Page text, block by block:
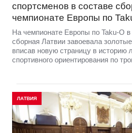
спортсменов в составе
чемпионате Европы по
На чемпионате Европы по Taku-O
сборная Латвии завоевала
вписав новую страницу в историю
спортивного ориентирования по
ЛАТВИЯ